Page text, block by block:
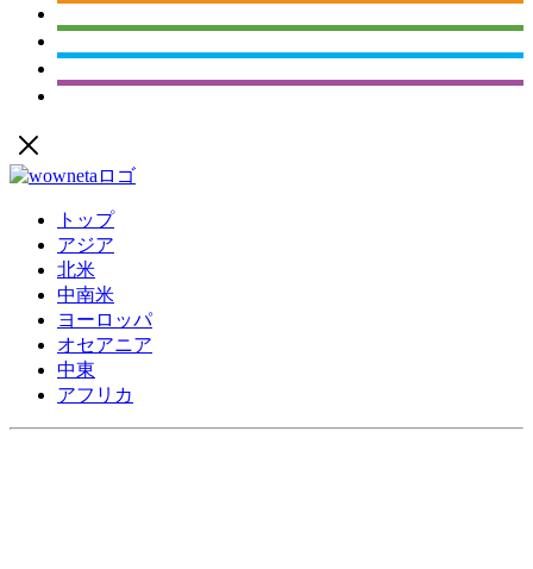
トップ
アジア
北米
中南米
ヨーロッパ
オセアニア
中東
アフリカ